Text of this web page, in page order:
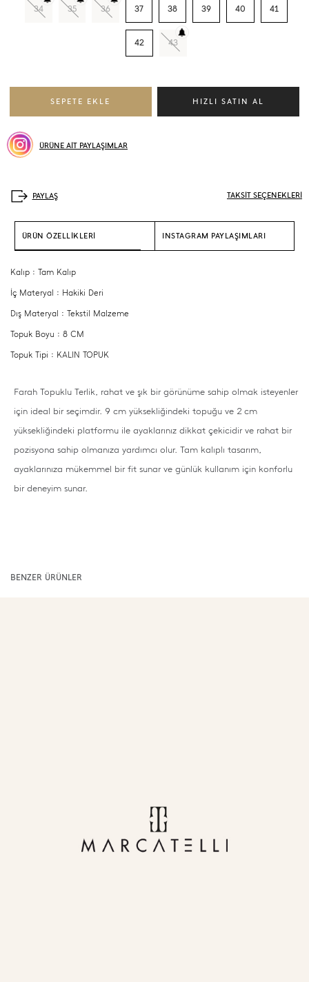
34 35 36 37 38 39 40 41
42 43
ÜRÜNE AİT PAYLAŞIMLAR
TAKSİT SEÇENEKLERİ
ÜRÜN ÖZELLİKLERİ INSTAGRAM PAYLAŞIMLARI
Kalıp : Tam Kalıp
İç Materyal : Hakiki Deri
Dış Materyal : Tekstil Malzeme
Topuk Boyu : 8 CM
Topuk Tipi : KALIN TOPUK
Farah Topuklu Terlik, rahat ve şık bir görünüme sahip olmak isteyenler
için ideal bir seçimdir. 9 cm yüksekliğindeki topuğu ve 2 cm
yüksekliğindeki platformu ile ayaklarınız dikkat çekicidir ve rahat bir
pozisyona sahip olmanıza yardımcı olur. Tam kalıplı tasarım,
ayaklarınıza mükemmel bir fit sunar ve günlük kullanım için konforlu
bir deneyim sunar.
BENZER ÜRÜNLER